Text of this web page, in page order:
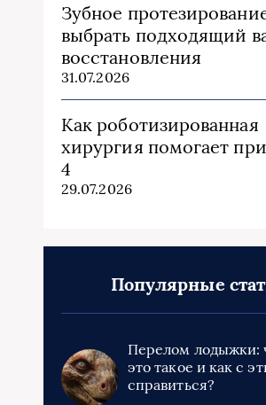
Зубное
выбрать подходящий
восстановления
31.07.2026
Как роботизированная
хирургия помогает
4
29.07.2026
Популярные
Перелом лодыжки:
это такое и как с
справиться?